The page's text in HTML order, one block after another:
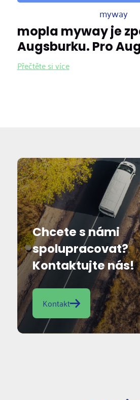
myway
mopla myway je
Augsburku. Pro
Přečtěte si více
Chcete s námi
spolupracovat?
Kontaktujte nás!
Kontakt